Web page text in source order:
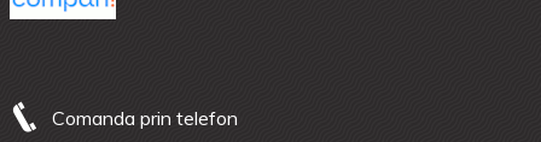
Comanda prin telefon